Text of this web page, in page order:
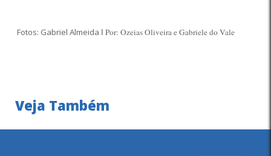
Fotos: Gabriel Almeida Por: Ozeias Oliveira e Gabriele do Vale
Veja Também